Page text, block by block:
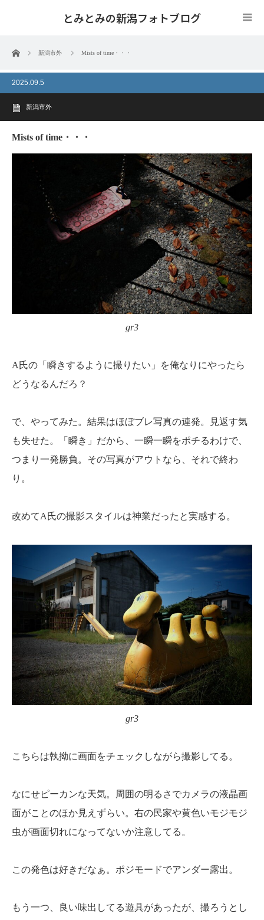
とみとみの新潟フォトブログ
ホーム 新潟市外 Mists of time・・・
2025.09.5
新潟市外
Mists of time・・・
gr3
A氏の「瞬きするように撮りたい」を俺なりにやったら
どうなるんだろ？
で、やってみた。結果はほぼブレ写真の連発。見返す気
も失せた。「瞬き」だから、一瞬一瞬をポチるわけで、
つまり一発勝負。その写真がアウトなら、それで終わ
り。
改めてA氏の撮影スタイルは神業だったと実感する。
gr3
こちらは執拗に画面をチェックしながら撮影してる。
なにせピーカンな天気。周囲の明るさでカメラの液晶画
面がことのほか見えずらい。右の民家や黄色いモジモジ
虫が画面切れになってないか注意してる。
この発色は好きだなぁ。ポジモードでアンダー露出。
もう一つ、良い味出してる遊具があったが、撮ろうとし